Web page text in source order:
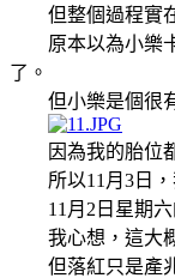
但整個過程實在
原本以為小樂卡
了。
但小樂是個很有
因為我的胎位都
所以11月3日，
11月2日星期六
我心想，這大概
但落紅只是產兆